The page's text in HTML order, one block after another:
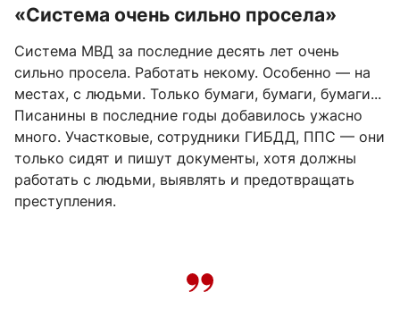
«Система очень сильно просела»
Система МВД за последние десять лет очень
сильно просела. Работать некому. Особенно — на
местах, с людьми. Только бумаги, бумаги, бумаги...
Писанины в последние годы добавилось ужасно
много. Участковые, сотрудники ГИБДД, ППС — они
только сидят и пишут документы, хотя должны
работать с людьми, выявлять и предотвращать
преступления.